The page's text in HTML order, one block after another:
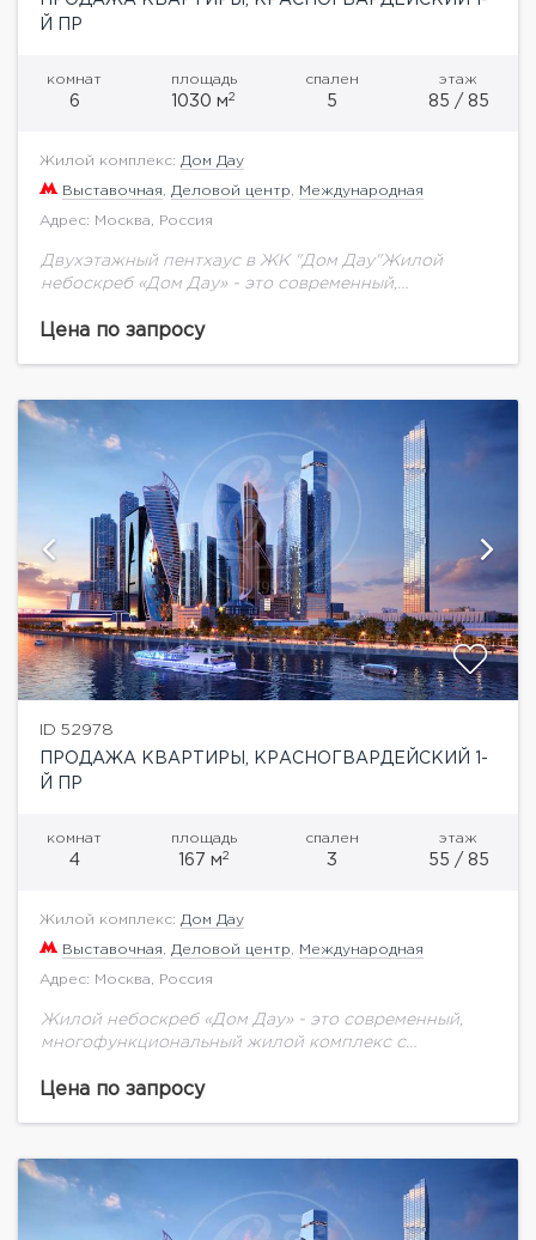
Й ПР
комнат
6
площадь
1030 м2
спален
5
этаж
85 / 85
Жилой комплекс: Дом Дау
Выставочная Деловой центр Международная
Адрес: Москва, Россия
Двухэтажный пентхаус в ЖК "Дом Дау"Жилой
небоскреб «Дом Дау» - это современный,
уникальной для Москва-Сити инфраструктурой. Не
Цена по запросу
ID 52978
ПРОДАЖА КВАРТИРЫ, КРАСНОГВАРДЕЙСКИЙ 1-
Й ПР
комнат
4
площадь
167 м2
спален
3
этаж
55 / 85
Жилой комплекс: Дом Дау
Выставочная Деловой центр Международная
Адрес: Москва, Россия
Жилой небоскреб «Дом Дау» - это современный,
многофункциональный жилой комплекс с
смотря на близость к кластеру «Москва-Сити», «Дом
Цена по запросу